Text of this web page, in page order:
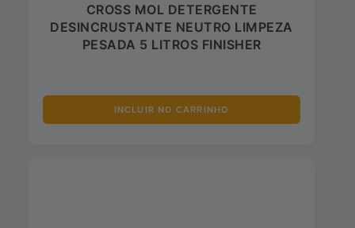
CROSS MOL DETERGENTE
DESINCRUSTANTE NEUTRO LIMPEZA
PESADA 5 LITROS FINISHER
INCLUIR NO CARRINHO